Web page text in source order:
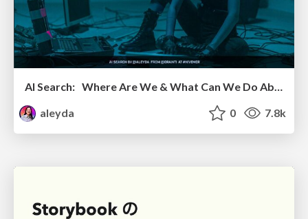
AI Search: Where Are We & What Can We Do About It?
aleyda
0 7.8k